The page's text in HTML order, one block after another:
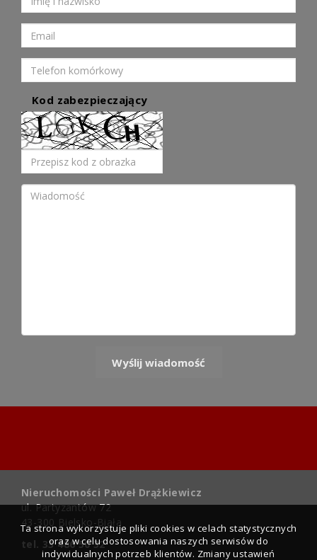
Kod zabezpieczający
Nieruchomości Paweł Drążkiewicz
ul. Partyzantów 72
43-300 Bielsko-Biała
tel. 33 486 50 32
Ta strona wykorzystuje pliki cookies w celach statystycznych
oraz w celu dostosowania naszych serwisów do
indywidualnych potrzeb klientów. Zmiany ustawień